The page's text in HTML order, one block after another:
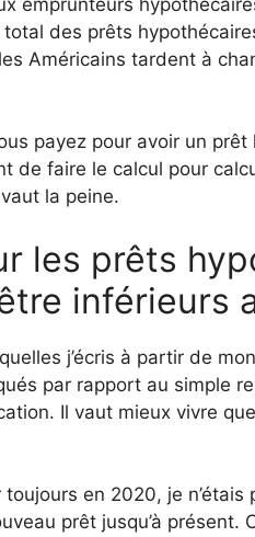
des prêts
Américains tardent à
payez pour avoir un
de faire le calcul pour
la peine.
les prêts
inférieurs
j’écris à partir de
par rapport au simple
Il vaut mieux vivre
en 2020, je
prêt jusqu’à présent.